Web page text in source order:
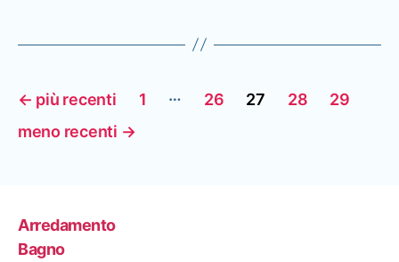
Paginazione
degli
← più recenti 1 … 26 27 28
29
meno recenti →
Arredamento
Bagno